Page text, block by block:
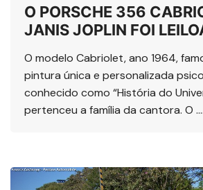
O PORSCHE 356
JANIS JOPLIN FOI
O modelo Cabriolet, ano 1964,
pintura única e personalizada
conhecido como “História do
pertenceu a família da cantora. O ….